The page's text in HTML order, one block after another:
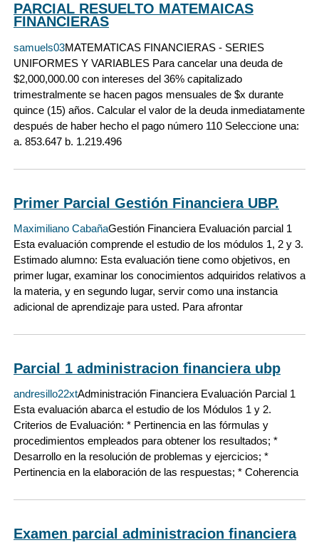
PARCIAL RESUELTO MATEMAICAS
FINANCIERAS
samuels03MATEMATICAS FINANCIERAS - SERIES
UNIFORMES Y VARIABLES Para cancelar una deuda de
$2,000,000.00 con intereses del 36% capitalizado
trimestralmente se hacen pagos mensuales de $x durante
quince (15) años. Calcular el valor de la deuda inmediatamente
después de haber hecho el pago número 110 Seleccione una:
a. 853.647 b. 1.219.496
Primer Parcial Gestión Financiera UBP.
Maximiliano CabañaGestión Financiera Evaluación parcial 1
Esta evaluación comprende el estudio de los módulos 1, 2 y 3.
Estimado alumno: Esta evaluación tiene como objetivos, en
primer lugar, examinar los conocimientos adquiridos relativos a
la materia, y en segundo lugar, servir como una instancia
adicional de aprendizaje para usted. Para afrontar
Parcial 1 administracion financiera ubp
andresillo22xtAdministración Financiera Evaluación Parcial 1
Esta evaluación abarca el estudio de los Módulos 1 y 2.
Criterios de Evaluación: * Pertinencia en las fórmulas y
procedimientos empleados para obtener los resultados; *
Desarrollo en la resolución de problemas y ejercicios; *
Pertinencia en la elaboración de las respuestas; * Coherencia
Examen parcial administracion financiera